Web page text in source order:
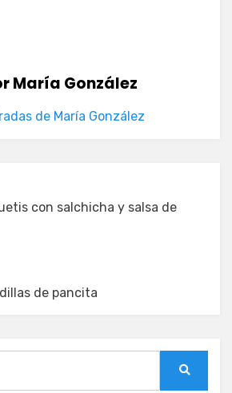
María González
de María González
con salchicha y salsa de
de pancita